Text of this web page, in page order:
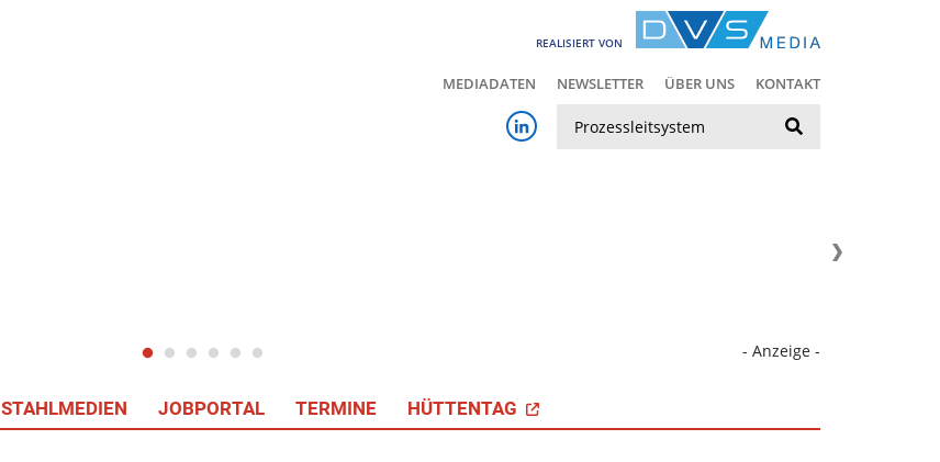
REALISIERT VON
MEDIADATEN NEWSLETTER ÜBER UNS KONTAKT
- Anzeige -
STAHLMEDIEN JOBPORTAL TERMINE HÜTTENTAG